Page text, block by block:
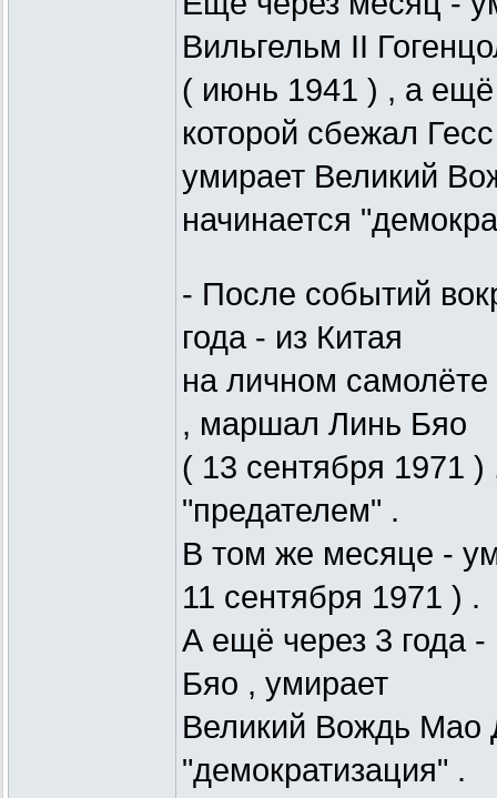
Вильгельм II
( июнь 1941 ) , а ещё
которой сбежал
умирает Великий
начинается
- После событий
года - из Китая
на личном самолёте
, маршал Линь Бяо
( 13 сентября 1971 )
"предателем" .
В том же месяце -
11 сентября 1971 ) .
А ещё через 3 года -
Бяо , умирает
Великий Вождь Мао
"демократизация" .